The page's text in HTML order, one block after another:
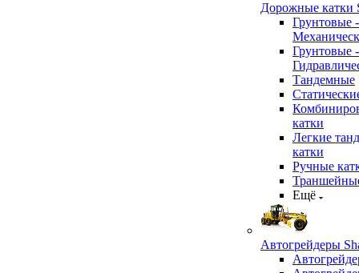
Дорожные катки
Грунтовые -
Грунтовые -
Тандемные
катки
Легкие
катки
Ручные
Ещё
Автогрейдеры